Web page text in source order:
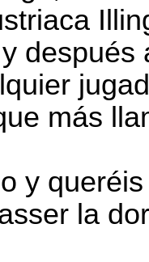
después
más
y
la